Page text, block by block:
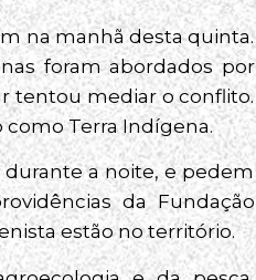
na manhã desta quinta.
foram abordados por
tentou mediar o conflito.
como Terra Indígena.
a noite, e pedem
da Fundação
estão no território.